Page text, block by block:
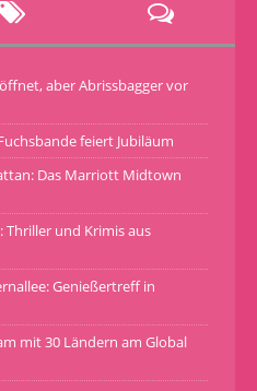
aber Abrissbagger vor
feiert Jubiläum
Das Marriott Midtown
Thriller und Krimis aus
Genießertreff in
mit 30 Ländern am Global